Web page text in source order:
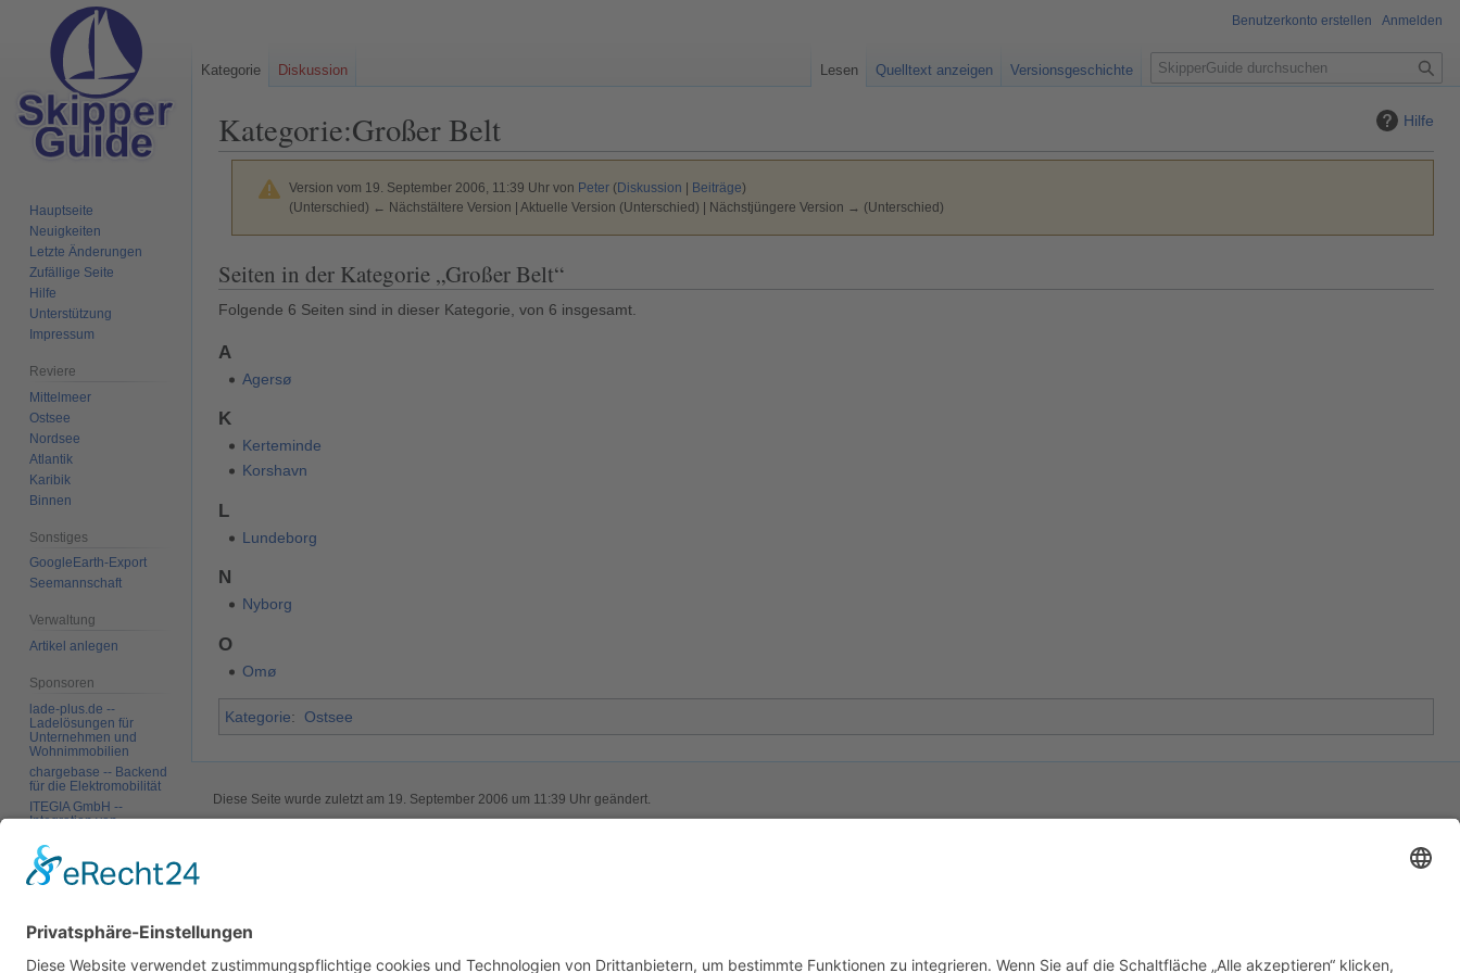
Hilfe
Kategorie:Großer Belt
Version vom 19. September 2006, 11:39 Uhr von Peter (Diskussion Beiträge)
(Unterschied) ← Nächstältere Version | Aktuelle Version (Unterschied) | Nächstjüngere Version → (Unterschied)
Zur
Navigation
springen
Zur
Suche
springen
Seiten in der Kategorie „Großer Belt“
Folgende 6 Seiten sind in dieser Kategorie, von 6 insgesamt.
A
Agersø
K
Kerteminde
Korshavn
L
Lundeborg
N
Nyborg
O
Omø
Kategorie: Ostsee
Benutzerkonto erstellen Anmelden
Kategorie Diskussion Lesen Quelltext anzeigen Versionsgeschichte
S
u
e
Hauptseite
Neuigkeiten
Letzte Änderungen
Zufällige Seite
Hilfe
Unterstützung
Impressum
Reviere
Mittelmeer
Ostsee
Nordsee
Atlantik
Karibik
Binnen
Sonstiges
GoogleEarth-Export
Seemannschaft
Verwaltung
Artikel anlegen
Sponsoren
lade-plus.de --
Ladelösungen für
Unternehmen und
Wohnimmobilien
chargebase -- Backend
für die Elektromobilität
ITEGIA GmbH --
Integration von
individuelle
Softwarelösungen
Links auf diese Seite
Änderungen an
verlinkten Seiten
Diese Seite wurde zuletzt am 19. September 2006 um 11:39 Uhr geändert.